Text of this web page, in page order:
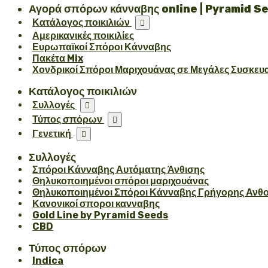
Αγορά σπόρων κάνναβης online | Pyramid
Κατάλογος ποικιλιών 
Αμερικανικές ποικιλίες
Ευρωπαϊκοί Σπόροι Κάνναβης
Πακέτα Mix
Χονδρικοί Σπόροι Μαριχουάνας σε Μεγάλες
Κατάλογος ποικιλιών
Συλλογές 
Τύπος σπόρων 
Γενετική 
Συλλογές
Σπόροι Κάνναβης Αυτόματης Άνθισης
Θηλυκοποιημένοι σπόροι μαριχουάνας
Θηλυκοποιημένοι Σπόροι Κάνναβης Γρήγορης
Κανονικοί σποροι κανναβης
Gold Line by Pyramid Seeds
CBD
Τύπος σπόρων
Indica